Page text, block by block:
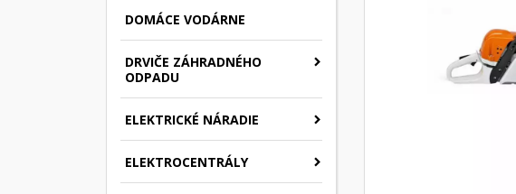
DOMÁCE VODÁRNE
DRVIČE ZÁHRADNÉHO
ODPADU
ELEKTRICKÉ NÁRADIE
ELEKTROCENTRÁLY